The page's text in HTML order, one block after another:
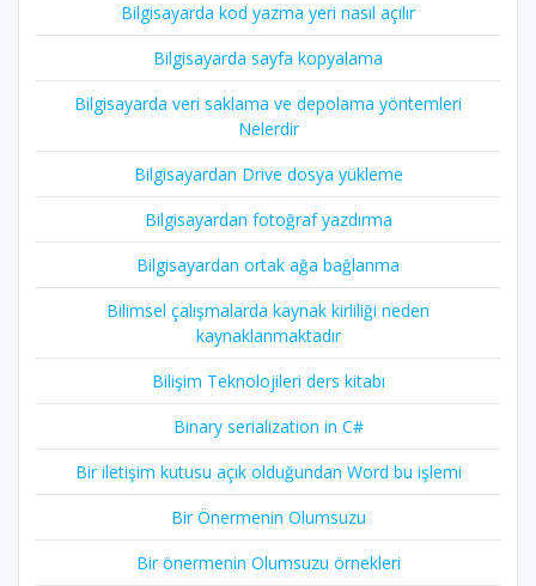
Bilgisayarda kod yazma yeri nasıl açılır
Bilgisayarda sayfa kopyalama
Bilgisayarda veri saklama ve depolama yöntemleri
Nelerdir
Bilgisayardan Drive dosya yükleme
Bilgisayardan fotoğraf yazdırma
Bilgisayardan ortak ağa bağlanma
Bilimsel çalışmalarda kaynak kirliliği neden
kaynaklanmaktadır
Bilişim Teknolojileri ders kitabı
Binary serialization in C#
Bir iletişim kutusu açık olduğundan Word bu işlemi
Bir Önermenin Olumsuzu
Bir önermenin Olumsuzu örnekleri